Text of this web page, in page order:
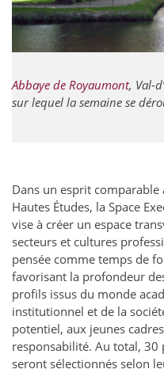
Abbaye de Royaumont, Val-
sur lequel la semaine se
Dans un esprit comparable
Hautes Études, la Space
vise à créer un espace
secteurs et cultures
pensée comme temps de
favorisant la profondeur
profils issus du monde
institutionnel et de la
potentiel, aux jeunes
responsabilité. Au total,
seront sélectionnés selon